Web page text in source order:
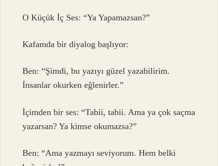
O Küçük İç Ses: “Ya Yapamazsan?”
Kafamda bir diyalog başlıyor:
Ben: “Şimdi, bu yazıyı güzel yazabilirim.
İnsanlar okurken eğlenirler.”
İçimden bir ses: “Tabii, tabii. Ama ya çok saçma
yazarsan? Ya kimse okumazsa?”
Ben: “Ama yazmayı seviyorum. Hem belki